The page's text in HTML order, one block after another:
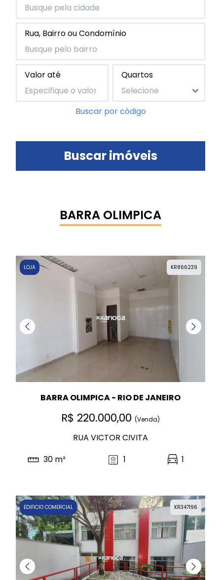
Rua, Bairro ou Condomínio
Valor até Quartos
Buscar por código
Buscar imóveis
BARRA OLIMPICA
KR866239
LOJA
BARRA OLIMPICA - RIO DE JANEIRO
R$ 220.000,00 (Venda)
RUA VICTOR CIVITA
30 m²
1 1
KR347196
EDIFICIO COMERCIAL